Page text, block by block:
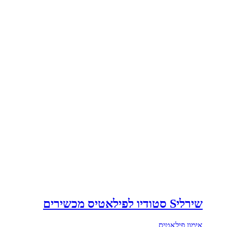
שירליS סטודיו לפילאטיס מכשירים